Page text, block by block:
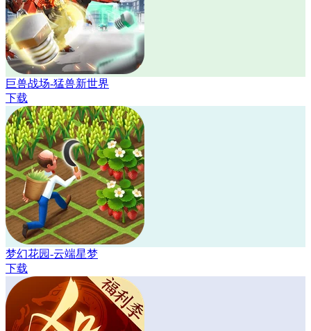
巨兽战场-猛兽新世界
下载
梦幻花园-云端星梦
下载